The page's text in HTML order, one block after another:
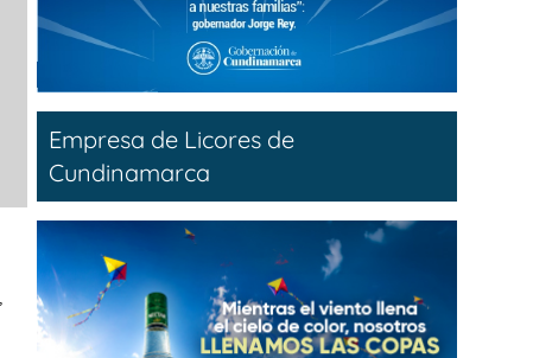
Empresa de Licores de
Cundinamarca